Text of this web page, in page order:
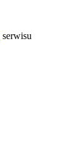
serwisu